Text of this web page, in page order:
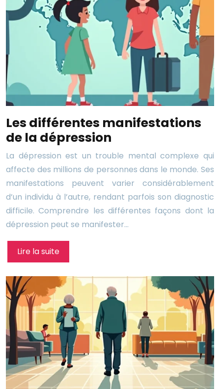
Les différentes manifestations
de la dépression
La dépression est un trouble mental complexe qui
affecte des millions de personnes dans le monde. Ses
manifestations peuvent varier considérablement
d’un individu à l’autre, rendant parfois son diagnostic
difficile. Comprendre les différentes façons dont la
dépression peut se manifester…
Lire la suite